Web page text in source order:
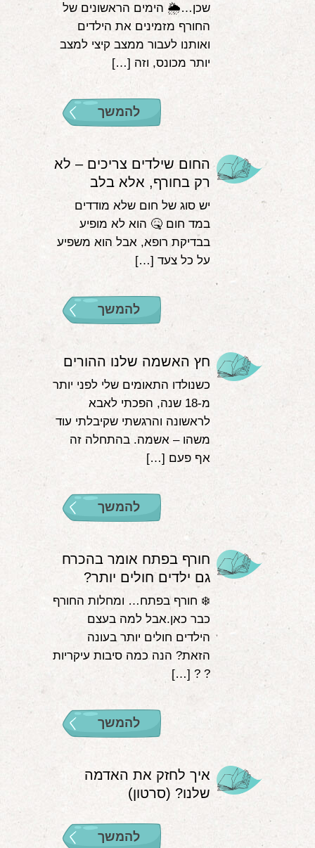
שכן…🌦 הימים הראשונים של
החורף מזמינים את הילדים
ואותנו לעבור ממצב קיצי למצב
יותר מכונס, וזה […]
להמשך
החום שילדים צריכים – לא
רק בחורף, אלא בלב
יש סוג של חום שלא מודדים
במד חום 🤒 הוא לא מופיע
בבדיקת רופא, אבל הוא משפיע
על כל צעד […]
להמשך
חץ האשמה שלנו ההורים
כשנולדו התאומים שלי לפני יותר
מ-18 שנה, הפכתי לאבא
לראשונה והרגשתי שקיבלתי עוד
משהו – אשמה. בהתחלה זה
אף פעם […]
להמשך
חורף בפתח אומר בהכרח
גם ילדים חולים יותר?
❄️ חורף בפתח… ומחלות החורף
כבר כאן.אבל למה בעצם
הילדים חולים יותר בעונה
הזאת? הנה כמה סיבות עיקריות
? ? […]
להמשך
איך לחזק את האדמה
שלנו? (סרטון)
להמשך